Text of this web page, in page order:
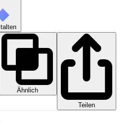
Ähnlich
Teilen